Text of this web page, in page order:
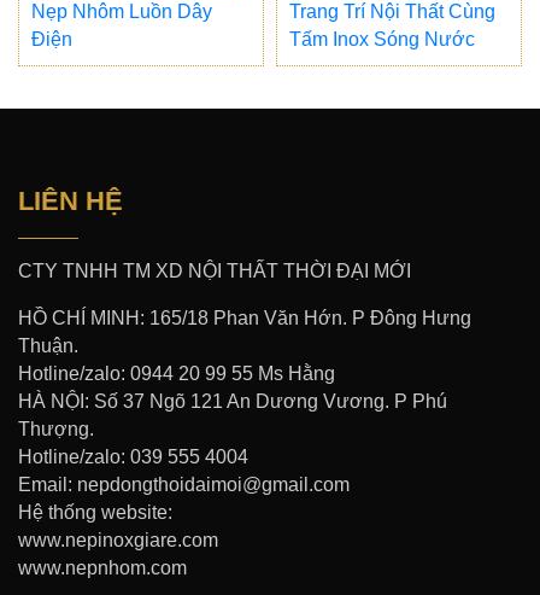
Nẹp Nhôm Luồn Dây
Điện
Trang Trí Nội Thất Cùng
Tấm Inox Sóng Nước
LIÊN HỆ
CTY TNHH TM XD NỘI THẤT THỜI ĐẠI MỚI
HỒ CHÍ MINH: 165/18 Phan Văn Hớn. P Đông Hưng
Thuận.
Hotline/zalo: 0944 20 99 55 Ms Hằng
HÀ NỘI: Số 37 Ngõ 121 An Dương Vương. P Phú
Thượng.
Hotline/zalo: 039 555 4004
Email: nepdongthoidaimoi@gmail.com
Hệ thống website:
www.nepinoxgiare.com
www.nepnhom.com